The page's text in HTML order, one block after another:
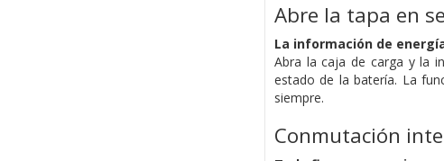
Abre la tapa en
La información de
Abra la caja de carga y la
estado de la batería. La
siempre.
Conmutación